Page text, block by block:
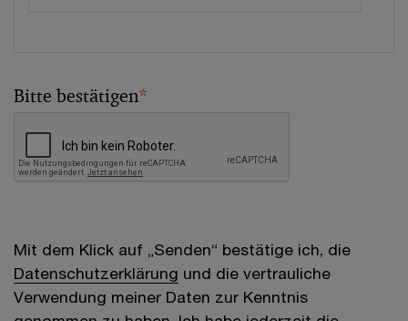
Bitte bestätigen*
Mit dem Klick auf „Senden“ bestätige ich, die
Datenschutzerklärung und die vertrauliche
Verwendung meiner Daten zur Kenntnis